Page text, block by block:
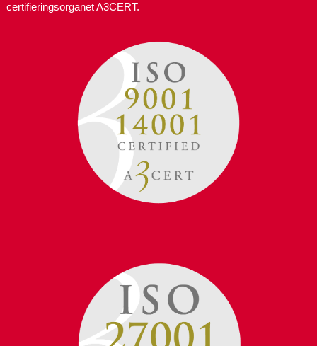
certifieringsorganet A3CERT.